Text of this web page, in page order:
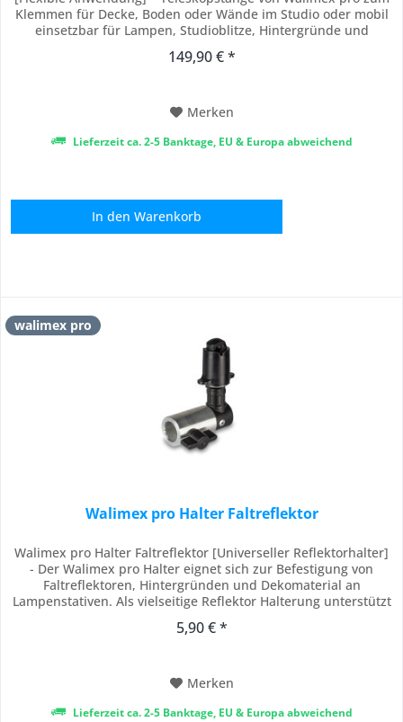
Klemmen für Decke, Boden oder Wände im Studio oder mobil
einsetzbar für Lampen, Studioblitze, Hintergründe und
Bohren universell kombinierbar mit Superklemmen für
149,90 € *
Merken
Lieferzeit ca. 2-5 Banktage, EU & Europa abweichend
In den Warenkorb
walimex pro
Walimex pro Halter Faltreflektor
Walimex pro Halter Faltreflektor [Universeller Reflektorhalter]
- Der Walimex pro Halter eignet sich zur Befestigung von
Faltreflektoren, Hintergründen und Dekomaterial an
Lampenstativen. Als vielseitige Reflektor Halterung unterstützt
erleichtert das präzise Positionieren von Lichtformern und
5,90 € *
Merken
Lieferzeit ca. 2-5 Banktage, EU & Europa abweichend